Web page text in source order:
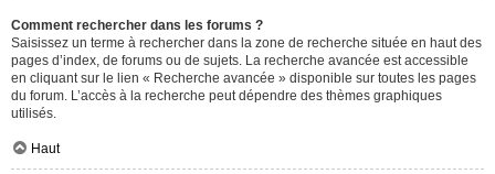
Comment rechercher dans les forums ?
Saisissez un terme à rechercher dans la zone de recherche située en haut des
pages d’index, de forums ou de sujets. La recherche avancée est accessible
en cliquant sur le lien « Recherche avancée » disponible sur toutes les pages
du forum. L’accès à la recherche peut dépendre des thèmes graphiques
utilisés.
Haut